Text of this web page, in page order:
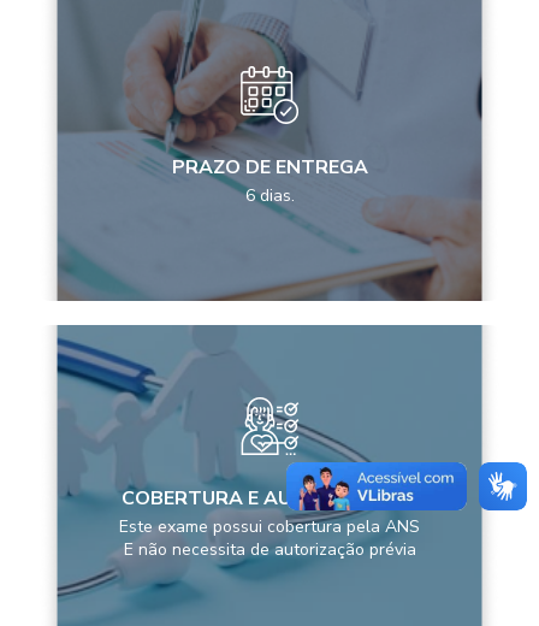
PRAZO DE ENTREGA
6 dias.
COBERTURA E AUTORIZAÇÕES
Este exame possui cobertura pela ANS
E não necessita de autorização prévia